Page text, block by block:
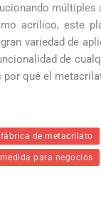
múltiples
acrílico, este
variedad de
de
por qué el
fábrica de metacrilato
para negocios